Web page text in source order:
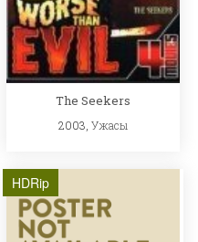
The Seekers
2003,Ужасы
HDRip